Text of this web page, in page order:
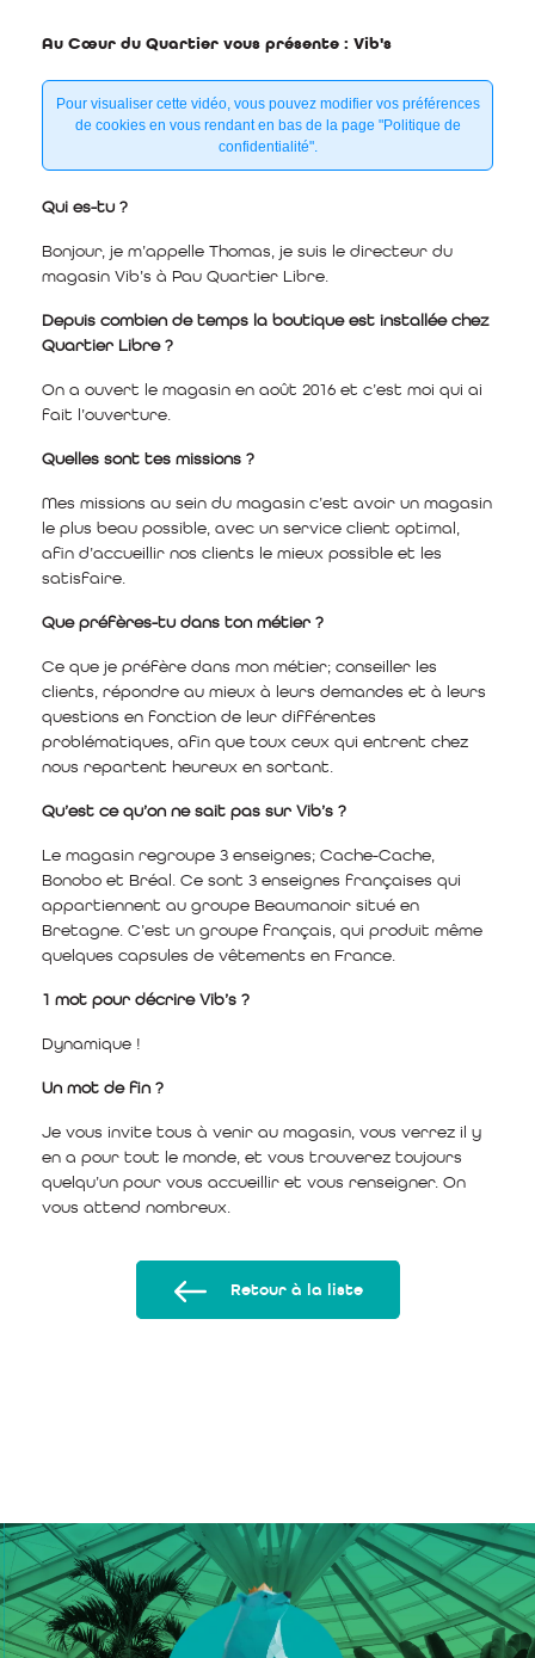
Au Cœur du Quartier vous présente : Vib's
Pour visualiser cette vidéo, vous pouvez modifier vos préférences
de cookies en vous rendant en bas de la page "Politique de
confidentialité".
Qui es-tu ?
Bonjour, je m’appelle Thomas, je suis le directeur du
magasin Vib’s à Pau Quartier Libre.
Depuis combien de temps la boutique est installée chez
Quartier Libre ?
On a ouvert le magasin en août 2016 et c’est moi qui ai
fait l’ouverture.
Quelles sont tes missions ?
Mes missions au sein du magasin c’est avoir un magasin
le plus beau possible, avec un service client optimal,
afin d’accueillir nos clients le mieux possible et les
satisfaire.
Que préfères-tu dans ton métier ?
Ce que je préfère dans mon métier; conseiller les
clients, répondre au mieux à leurs demandes et à leurs
questions en fonction de leur différentes
problématiques, afin que toux ceux qui entrent chez
nous repartent heureux en sortant.
Qu’est ce qu’on ne sait pas sur Vib’s ?
Le magasin regroupe 3 enseignes; Cache-Cache,
Bonobo et Bréal. Ce sont 3 enseignes françaises qui
appartiennent au groupe Beaumanoir situé en
Bretagne. C’est un groupe français, qui produit même
quelques capsules de vêtements en France.
1 mot pour décrire Vib’s ?
Dynamique !
Un mot de fin ?
Je vous invite tous à venir au magasin, vous verrez il y
en a pour tout le monde, et vous trouverez toujours
quelqu’un pour vous accueillir et vous renseigner. On
vous attend nombreux.
Retour à la liste